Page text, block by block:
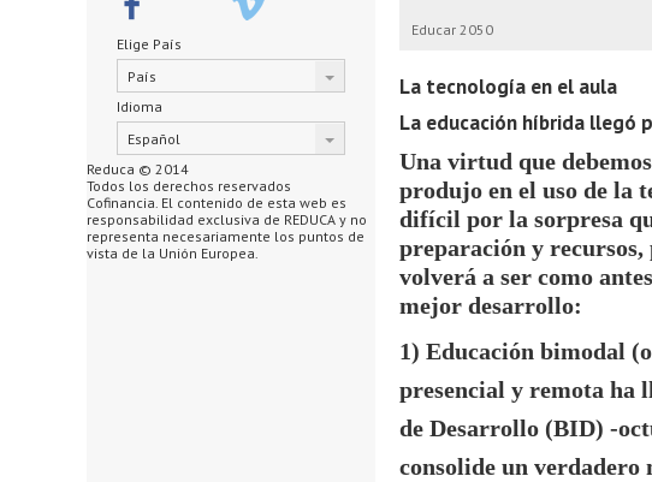
Elige País
País
Idioma
Español
Reduca © 2014
Todos los derechos reservados
Cofinancia. El contenido de esta web es
responsabilidad exclusiva de REDUCA y no
representa necesariamente los puntos de
vista de la Unión Europea.
Educar 2050
La tecnología en el aula
La educación híbrida llegó
Una virtud que
produjo en el uso de la
difícil por la sorpresa
preparación y
volverá a ser como
mejor desarrollo:
1) Educación bimodal
presencial y remota ha
de Desarrollo (BID) -
consolide un verdadero